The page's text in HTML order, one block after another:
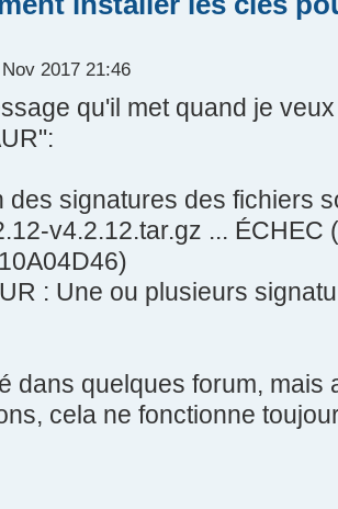
2017 21:46
qu'il met quand je
des signatures des fichiers
v4.2.12.tar.gz ... ÉCHEC
: Une ou plusieurs
dans quelques forum, mais
cela ne fonctionne